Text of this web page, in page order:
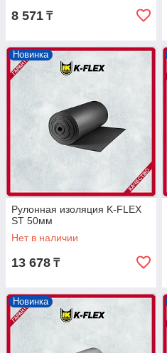
8 571 ₸
Новинка
Рулонная изоляция K-FLEX
ST 50мм
Нет в наличии
13 678 ₸
Новинка